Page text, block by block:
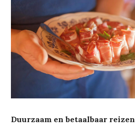
Duurzaam en betaalbaar reizen